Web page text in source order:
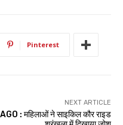
Pinterest
NEXT ARTICLE
: महिलाओं ने साइकिल कौर राइड